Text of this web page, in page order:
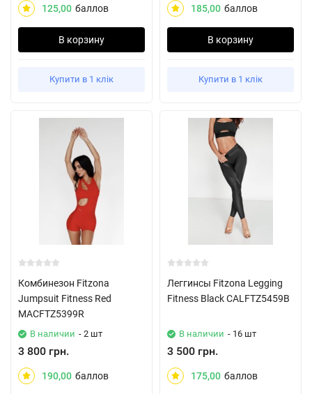
125,00 баллов
В корзину
Купити в 1 клік
185,00 баллов
В корзину
Купити в 1 клік
Комбинезон Fitzona
Jumpsuit Fitness Red
MACFTZ5399R
В наличии - 2 шт
3 800 грн.
190,00 баллов
Леггинсы Fitzona Legging
Fitness Black CALFTZ5459B
В наличии - 16 шт
3 500 грн.
175,00 баллов